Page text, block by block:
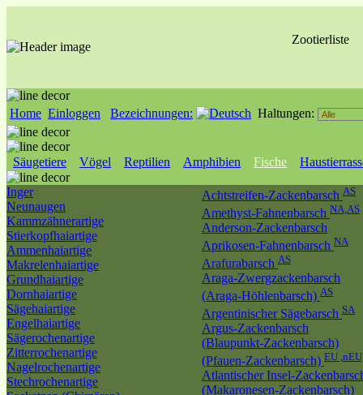
Zootierliste
Home Einloggen Bezeichnungen: Haltungen:
Säugetiere Vögel Reptilien Amphibien Fische
Inger
Neunaugen
Kammzähnerartige
Stierkopfhaiartige
Ammenhaiartige
Makrelenhaiartige
Grundhaiartige
Dornhaiartige
Sägehaiartige
Engelhaiartige
Sägerochenartige
Zitterrochenartige
Nagelrochenartige
Stechrochenartige
Achtstreifen-Zackenbarsch AS
Amethyst-Fahnenbarsch NA,AS
Anderson-Zackenbarsch
Aprikosen-Fahnenbarsch NA
Arafurabarsch AS
Araga-Zwergzackenbarsch
(Araga-Höhlenbarsch) AS
Argentinischer Sägebarsch SA
Argus-Zackenbarsch
(Blaupunkt-Zackenbarsch)
(Pfauen-Zackenbarsch) EU
Atlantischer Insel-
(Makaronesen-Zackenbarsch)